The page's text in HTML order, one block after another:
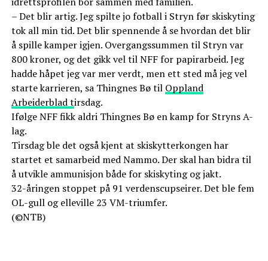
– Det blir artig. Jeg spilte jo fotball i Stryn før skiskyting
tok all min tid. Det blir spennende å se hvordan det blir
å spille kamper igjen. Overgangssummen til Stryn var
800 kroner, og det gikk vel til NFF for papirarbeid. Jeg
hadde håpet jeg var mer verdt, men ett sted må jeg vel
starte karrieren, sa Thingnes Bø til Oppland
Arbeiderblad tirsdag.
Ifølge NFF fikk aldri Thingnes Bø en kamp for Stryns A-
lag.
Tirsdag ble det også kjent at skiskytterkongen har
startet et samarbeid med Nammo. Der skal han bidra til
å utvikle ammunisjon både for skiskyting og jakt.
32-åringen stoppet på 91 verdenscupseirer. Det ble fem
OL-gull og elleville 23 VM-triumfer.
(©NTB)